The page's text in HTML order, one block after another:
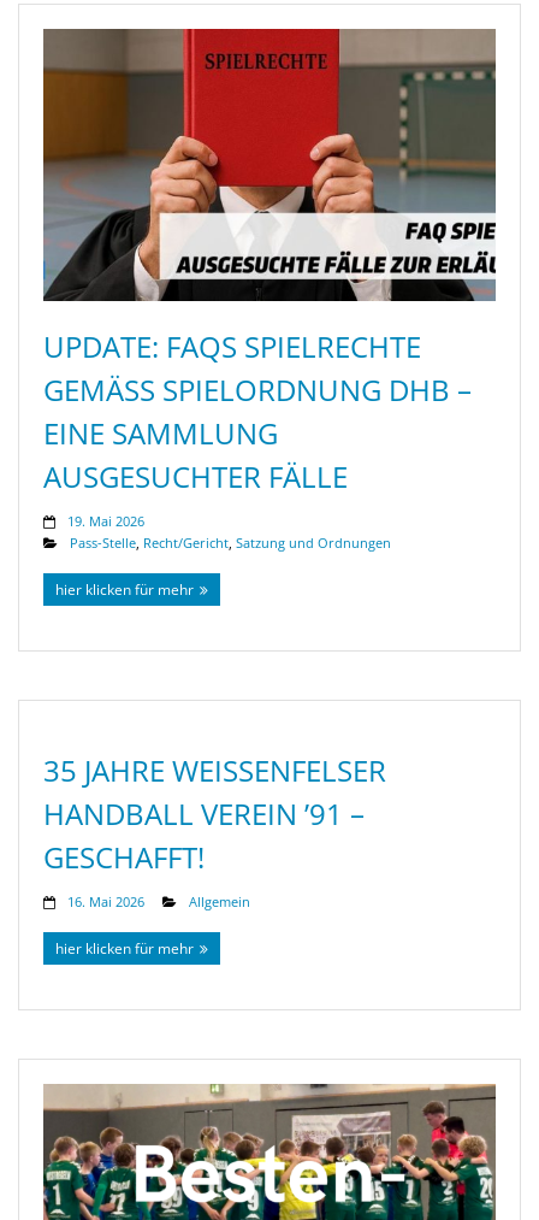
UPDATE: FAQS SPIELRECHTE
GEMÄSS SPIELORDNUNG DHB – E
INE SAMMLUNG A
USGESUCHTER FÄLLE
19. Mai 2026
Pass-Stelle Recht/Gericht Satzung und Ordnungen
hier klicken für mehr
35 JAHRE WEISSENFELSER H
ANDBALL VEREIN ’91 – G
ESCHAFFT!
16. Mai 2026 Allgemein
hier klicken für mehr